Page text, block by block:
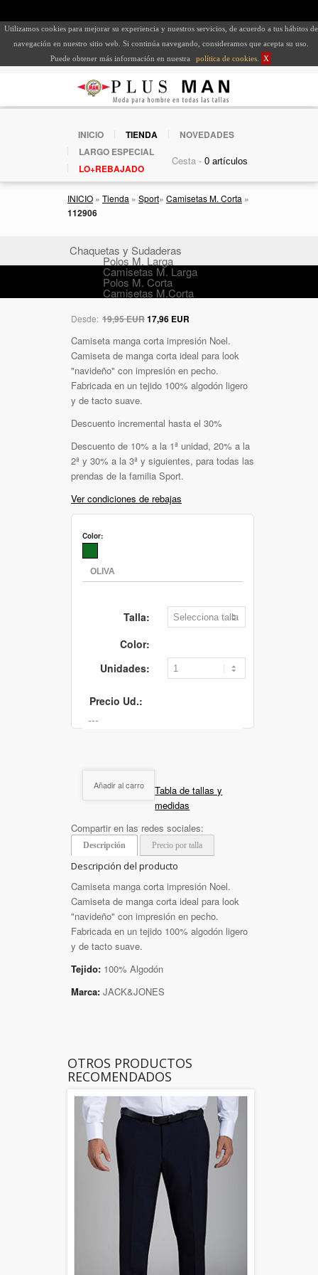
Utilizamos cookies para mejorar su experiencia y nuestros servicios, de acuerdo a tus hábitos de
navegación en nuestro sitio web. Si continúa navegando, consideramos que acepta su uso.
Puede obtener más información en nuestra
política de cookies X
INICIO TIENDA
NOVEDADES
LARGO ESPECIAL
LO+REBAJADO
Cesta -
INICIO » Tienda » Sport» Camisetas M. Corta »
112906
Chaquetas y Sudaderas
Polos M. Larga
Camisetas M. Larga
Polos M. Corta
Camisetas M.Corta
Desde: 19,95 EUR17,96 EUR
Camiseta manga corta impresión Noel.
Camiseta de manga corta ideal para look
"navideño" con impresión en pecho.
Fabricada en un tejido 100% algodón ligero
y de tacto suave.
Descuento incremental hasta el 30%
Descuento de 10% a la 1ª unidad, 20% a la
2ª y 30% a la 3ª y siguientes, para todas las
prendas de la familia Sport.
Ver condiciones de rebajas
Color:
Talla:
Color:
Unidades:
Precio Ud.:
Añadir al carro
Tabla de tallas y
medidas
Compartir en las redes sociales:
Descripción Precio por talla
Descripción del producto
Camiseta manga corta impresión Noel.
Camiseta de manga corta ideal para look
"navideño" con impresión en pecho.
Fabricada en un tejido 100% algodón ligero
y de tacto suave.
Tejido: 100% Algodón
Marca: JACK&JONES
OTROS PRODUCTOS
RECOMENDADOS